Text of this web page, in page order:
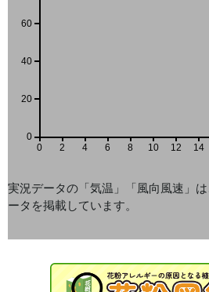
0 2 4 6 8 10 12 14
0
20
40
60
実況データの「気温」「風向風速」
ータを掲載しています。